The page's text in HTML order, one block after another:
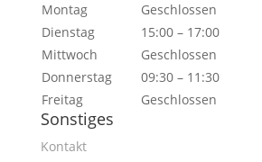
Montag
Geschlossen
Dienstag
15:00 – 17:00
Mittwoch
Geschlossen
Donnerstag
09:30 – 11:30
Freitag
Geschlossen
Sonstiges
Kontakt